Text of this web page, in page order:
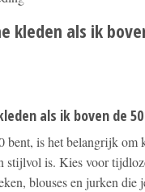
kleden als ik
als ik boven de
bent, is het belangrijk om
stijlvol is. Kies voor
blouses en jurken die